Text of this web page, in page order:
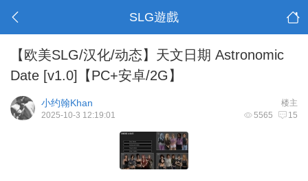
SLG遊戲
【欧美SLG/汉化/动态】天文日期 Astronomic
Date [v1.0]【PC+安卓/2G】
楼主
小约翰Khan
5565 15
2025-10-3 12:19:01